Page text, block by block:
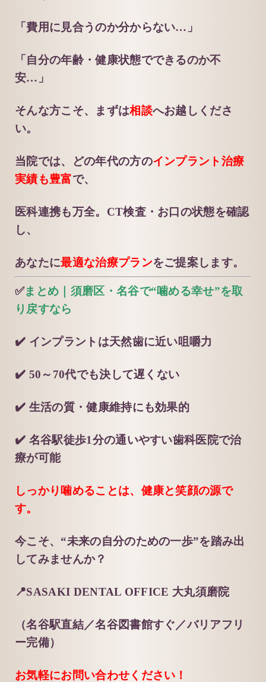
「費用に見合うのか分からない…」
「自分の年齢・健康状態でできるのか不
安…」
そんな方こそ、まずは相談へお越しくださ
い。
当院では、どの年代の方のインプラント治療
実績も豊富で、
医科連携も万全。CT検査・お口の状態を確認
し、
あなたに最適な治療プランをご提案します。
✅まとめ｜須磨区・名谷で“噛める幸せ”を取
り戻すなら
✔️ インプラントは天然歯に近い咀嚼力
✔️ 50～70代でも決して遅くない
✔️ 生活の質・健康維持にも効果的
✔️ 名谷駅徒歩1分の通いやすい歯科医院で治
療が可能
しっかり噛めることは、健康と笑顔の源で
す。
今こそ、“未来の自分のための一歩”を踏み出
してみませんか？
📍SASAKI DENTAL OFFICE 大丸須磨院
（名谷駅直結／名谷図書館すぐ／バリアフリ
ー完備）
お気軽にお問い合わせください！